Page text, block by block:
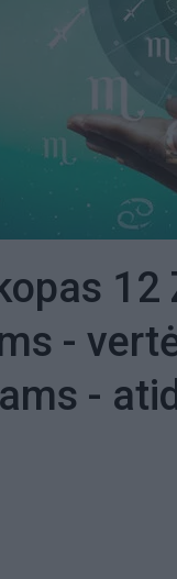
12
-
-